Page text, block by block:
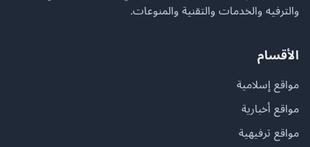
والترفيه والخدمات والتقنية والمنوعات.
الأقسام
مواقع إسلامية
مواقع أخبارية
مواقع ترفيهية